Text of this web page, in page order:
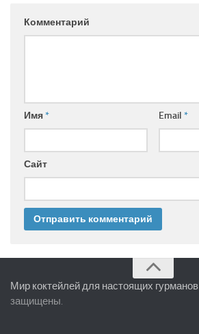
Комментарий
Имя* Email *
Сайт
Мир коктейлей для настоящих гурманов
защищены.